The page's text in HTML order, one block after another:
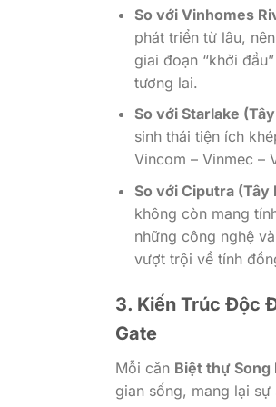
So với Vinhomes
phát triển từ lâu,
giai đoạn “khởi
tương lai.
So với Starlake
sinh thái tiện ích
Vincom – Vinmec –
So với Ciputra (Tây
không còn mang
những công nghệ
vượt trội về tính
3. Kiến Trúc Độc
Gate
Mỗi căn Biệt thự Song
gian sống, mang lại